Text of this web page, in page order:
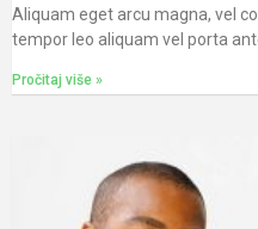
Aliquam eget arcu magna, vel
tempor leo aliquam vel porta
Pročitaj više »